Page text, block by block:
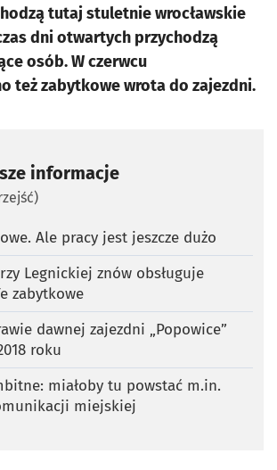
tutaj stuletnie wrocławskie
dni otwartych przychodzą
osób. W czerwcu
też zabytkowe wrota do zajezdni.
informacje
Ale pracy jest jeszcze dużo
Legnickiej znów obsługuje
zabytkowe
dawnej zajezdni „Popowice”
roku
miałoby tu powstać m.in.
miejskiej